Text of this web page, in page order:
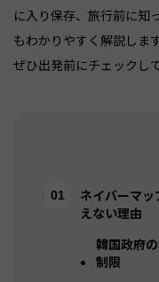
に入り保存、旅行前に知
もわかりやすく解説しま
ぜひ出発前にチェックし
ネイバーマ
えない理由
韓国政府
制限